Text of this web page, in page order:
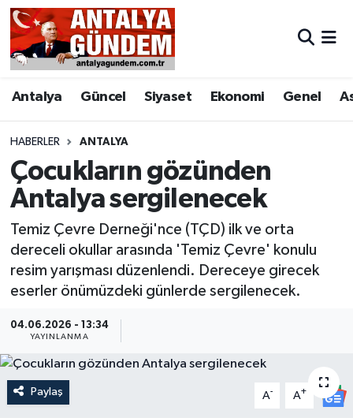
Antalya Güncel Siyaset Ekonomi Genel
HABERLER ANTALYA
Çocukların gözünden
Antalya sergilenecek
Temiz Çevre Derneği'nce (TÇD) ilk ve orta
dereceli okullar arasında 'Temiz Çevre' konulu
resim yarışması düzenlendi. Dereceye girecek
eserler önümüzdeki günlerde sergilenecek.
04.06.2026 - 13:34
YAYINLANMA
Paylaş A- A+
Antalya
Asayiş
Bilim & Teknoloji
Bölge
EĞİTİM
Görüntülü Haber
Güncel
Antalya Nöbetçi Eczaneler
Antalya Hava Durumu
Antalya Namaz Vakitleri
Antalya Trafik Yoğunluk Haritası
Süper Lig Puan Durumu ve Fikstür
Son Dakika Haberleri
Haber Arşivi